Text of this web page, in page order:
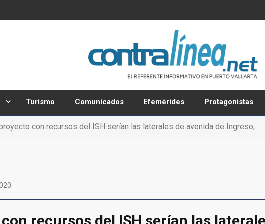
Turismo Comunicados Efemérides Protagonistas
con recursos del ISH serían las laterales de avenida de Ingreso;
recursos del ISH serían las